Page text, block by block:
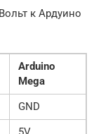
к Ардуино
Arduino
Mega
GND